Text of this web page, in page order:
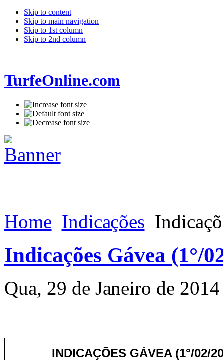
Skip to content
Skip to main navigation
Skip to 1st column
Skip to 2nd column
TurfeOnline.com
Home Indicações
Indicações Gávea (1°/
Qua, 29 de Janeiro de
INDICAÇÕES GÁVEA (1°/02/